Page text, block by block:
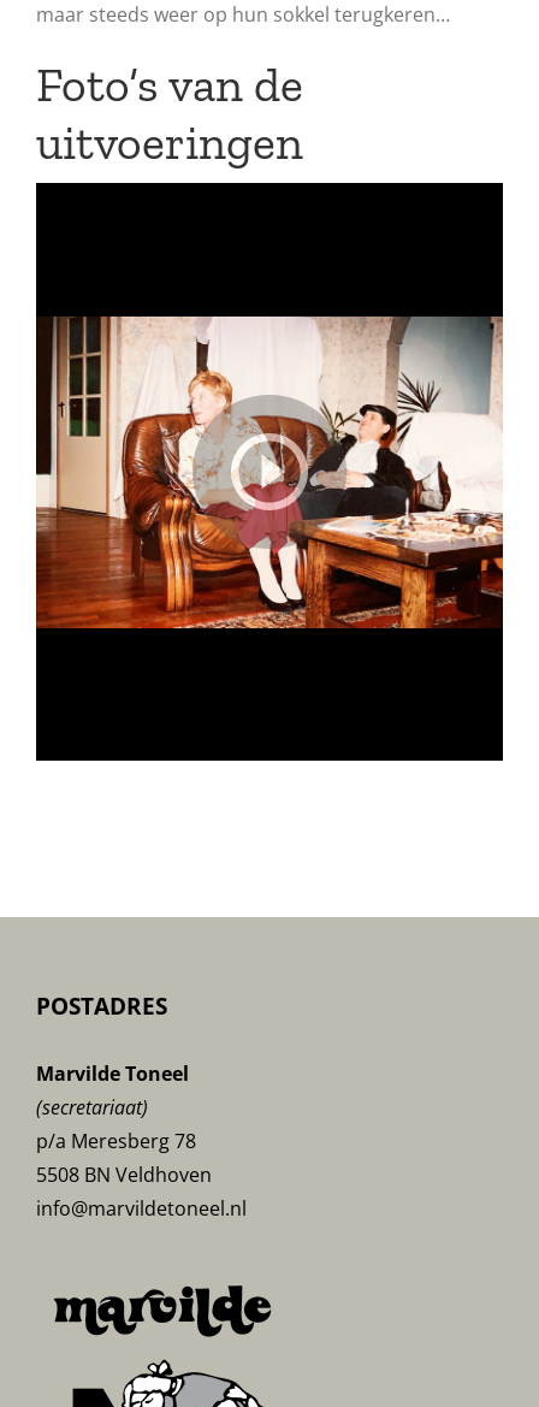
maar steeds weer op hun sokkel terugkeren…
Foto’s van de
uitvoeringen
POSTADRES
Marvilde Toneel
(secretariaat)
p/a Meresberg 78
5508 BN Veldhoven
info@marvildetoneel.nl